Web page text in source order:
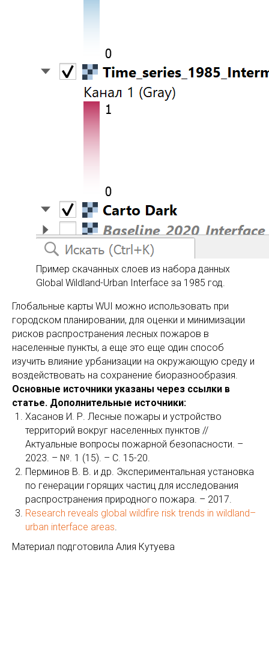
Пример скачанных слоев из набора данных
Global Wildland-Urban Interface за 1985 год.
Глобальные карты WUI можно использовать при
городском планировании, для оценки и минимизации
рисков распространения лесных пожаров в
населенные пункты, а еще это еще один способ
изучить влияние урбанизации на окружающую среду и
воздействовать на сохранение биоразнообразия.
Основные источники указаны через ссылки в
статье. Дополнительные источники:
Хасанов И. Р. Лесные пожары и устройство
территорий вокруг населенных пунктов //
Актуальные вопросы пожарной безопасности. –
2023. – №. 1 (15). – С. 15-20.
Перминов В. В. и др. Экспериментальная установка
по генерации горящих частиц для исследования
распространения природного пожара. – 2017.
Research reveals global wildfire risk trends in wildland–
urban interface areas.
Материал подготовила Алия Кутуева